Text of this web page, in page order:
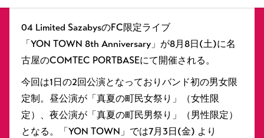
04 Limited SazabysのFC限定ライブ
「YON TOWN 8th Anniversary」が8月8日(土)に名
古屋のCOMTEC PORTBASEにて開催される。
今回は1日の2回公演となっておりバンド初の男女限
定制。昼公演が「真夏の町⺠⼥祭り」（女性限
定）、夜公演が「真夏の町⺠男祭り」（男性限定）
となる。「YON TOWN」では7月3日(⾦) より